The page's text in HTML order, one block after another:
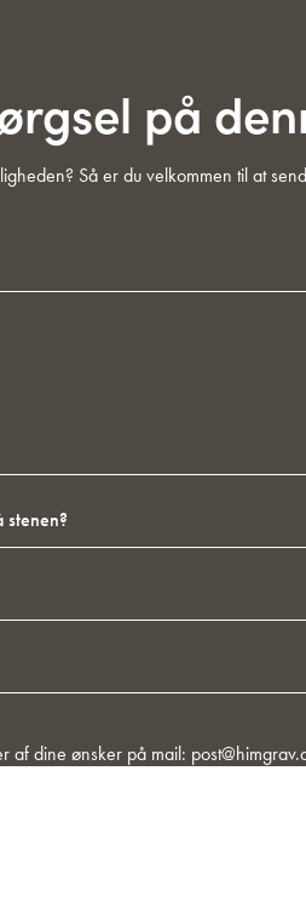
på
Så er du velkommen til at
af dine ønsker på mail: